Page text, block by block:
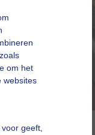
om het
websites
geeft,